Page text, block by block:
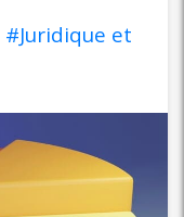
#Juridique et